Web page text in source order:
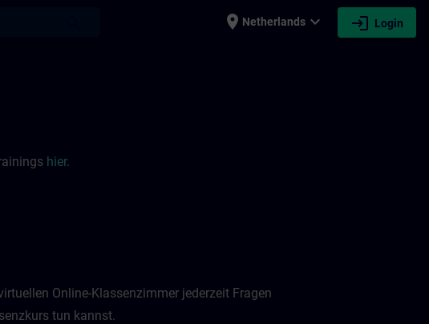
place Netherlands expand_more login Login
hier.
Online-Klassenzimmer jederzeit Fragen
tun kannst.